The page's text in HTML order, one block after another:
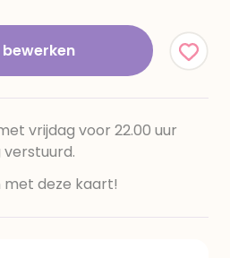
vrijdag voor 22.00 uur
deze kaart!